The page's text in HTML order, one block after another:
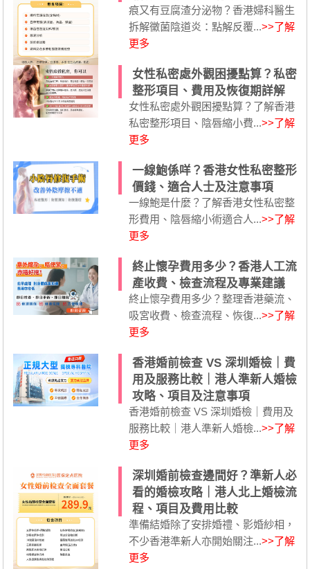
痕又有豆腐渣分泌物？香港婦科醫生
拆解黴菌陰道炎：點解反覆...>>了解
更多
女性私密處外觀困擾點算？私密
整形項目、費用及恢復期詳解
女性私密處外觀困擾點算？了解香港
私密整形項目、陰唇縮小費...>>了解
更多
一線鮑係咩？香港女性私密整形
價錢、適合人士及注意事項
一線鮑是什麼？了解香港女性私密整
形費用、陰唇縮小術適合人...>>了解
更多
終止懷孕費用多少？香港人工流
產收費、檢查流程及專業建議
終止懷孕費用多少？整理香港藥流、
吸宮收費、檢查流程、恢復...>>了解
更多
香港婚前檢查 VS 深圳婚檢｜費
用及服務比較｜港人準新人婚檢
攻略、項目及注意事項
香港婚前檢查 VS 深圳婚檢｜費用及
服務比較｜港人準新人婚檢...>>了解
更多
深圳婚前檢查邊間好？準新人必
看的婚檢攻略｜港人北上婚檢流
程、項目及費用比較
準備結婚除了安排婚禮、影婚紗相，
不少香港準新人亦開始關注...>>了解
更多